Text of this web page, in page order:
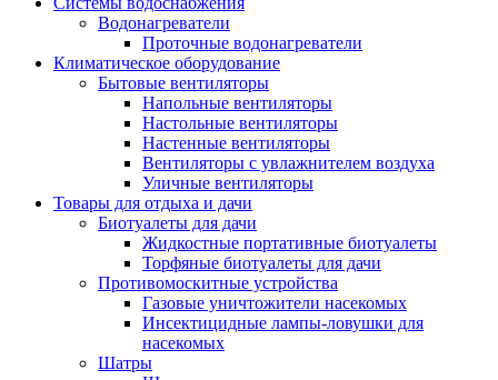
Водонагреватели
Проточные водонагреватели
Климатическое оборудование
Бытовые вентиляторы
Напольные вентиляторы
Настольные вентиляторы
Настенные вентиляторы
Вентиляторы с увлажнителем воздуха
Уличные вентиляторы
Товары для отдыха и дачи
Биотуалеты для дачи
Жидкостные портативные биотуалеты
Торфяные биотуалеты для дачи
Противомоскитные устройства
Газовые уничтожители насекомых
Инсектицидные лампы-ловушки для
насекомых
Шатры